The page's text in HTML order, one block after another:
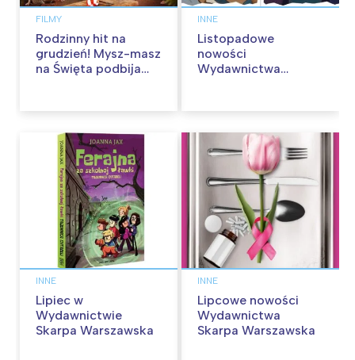
FILMY
Rodzinny hit na
grudzień! Mysz-masz
na Święta podbija
INNE
Listopadowe
nowości
Wydawnictwa
INNE
Lipiec w
Wydawnictwie
Skarpa Warszawska
INNE
Lipcowe nowości
Wydawnictwa
Skarpa Warszawska